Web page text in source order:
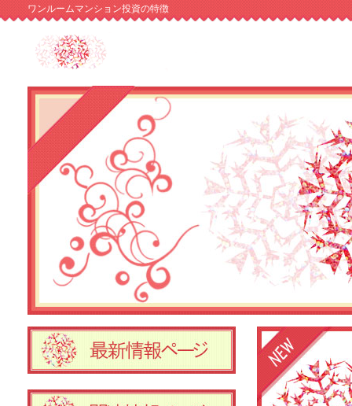
ワンルームマンション投資の特徴